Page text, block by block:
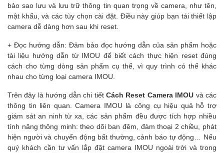
bảo sao lưu và lưu trữ thông tin quan trọng về camera, như tên,
mật khẩu, và các tùy chọn cài đặt. Điều này giúp bạn tái thiết lập
camera dễ dàng hơn sau khi reset.
+ Đọc hướng dẫn: Đảm bảo đọc hướng dẫn của sản phẩm hoặc
tài liệu hướng dẫn từ IMOU để biết cách thực hiện reset đúng
cách cho từng dòng sản phẩm cụ thể, vì quy trình có thể khác
nhau cho từng loại camera IMOU.
Trên đây là hướng dẫn chi tiết Cách Reset Camera IMOU và các
thông tin liên quan. Camera IMOU là công cụ hiệu quả hỗ trợ
giám sát an ninh từ xa, các sản phẩm đều được tích hợp nhiều
tính năng thông minh: theo dõi ban đêm, đàm thoại 2 chiều, phát
hiện người và chuyển động bất thường, cảnh báo tự động… Nếu
quý khách cần tư vấn lắp đặt camera IMOU ngoài trời và trong